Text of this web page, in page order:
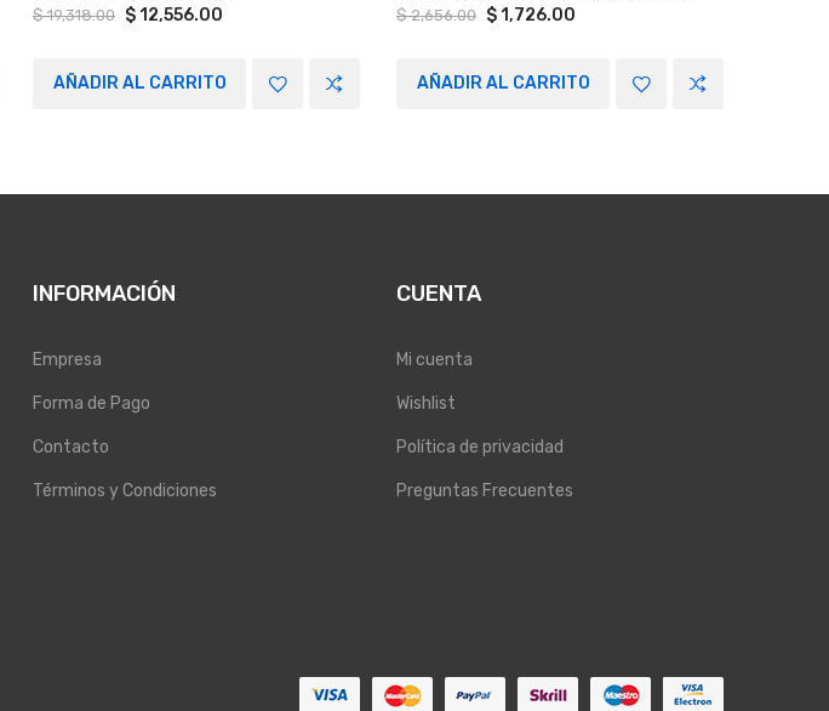
Impermeabilizante, Barnices, Lacas,
Etc
$19,318.00 Original
$12,556.00
AÑADIR AL CARRITO
Guadalajara Y Zona Metropolitana.
$2,656.00 Original
$1,726.00
AÑADIR AL CARRITO
INFORMACIÓN
Empresa
Forma de Pago
Contacto
Términos y Condiciones
CUENTA
Mi cuenta
Wishlist
Política de privacidad
Preguntas Frecuentes